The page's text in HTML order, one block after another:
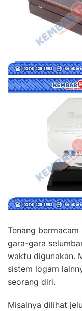
Tenang
gara-gara
waktu digunakan.
sistem logam
seorang diri.
Misalnya dilihat